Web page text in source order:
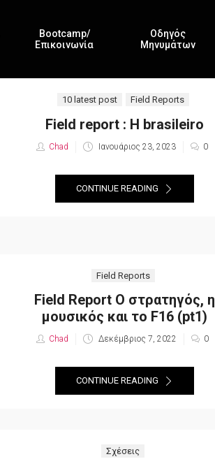
Bootcamp/
Επικοινωνία
Οδηγός
Μηνυμάτων
10 latest post Field Reports
Field report : Η brasileiro
Chad
Posted
Ιανουάριος 23, 2023 0
CONTINUE READING
Field Reports
Field Report Ο στρατηγός, η
μουσικός και το F16 (pt1)
Chad
Posted
Δεκέμβριος 7, 2022 0
CONTINUE READING
Σχέσεις